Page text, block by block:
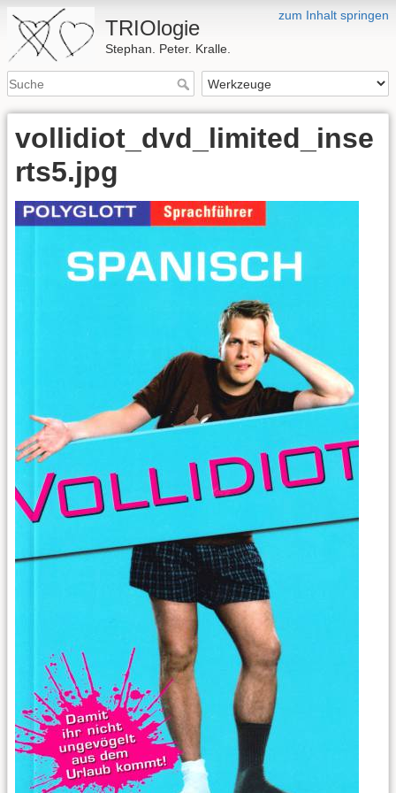
zum Inhalt springen
TRIOlogie
Stephan. Peter. Kralle.
vollidiot_dvd_limited_inse
rts5.jpg